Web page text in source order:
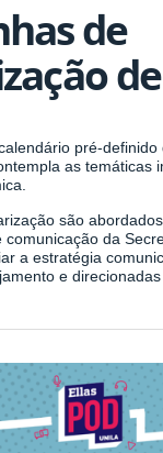
de
pré-
as temáticas
são
comunicação da
a estratégia
e